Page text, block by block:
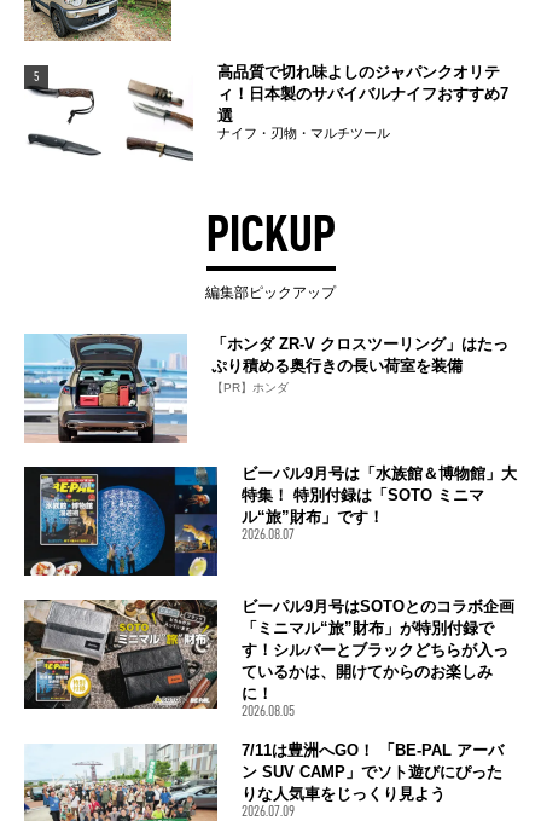
5
高品質で切れ味よしのジャパンクオリテ
ィ！日本製のサバイバルナイフおすすめ7
選
ナイフ・刃物・マルチツール
PICKUP
編集部ピックアップ
「ホンダ ZR-V クロスツーリング」はたっ
ぷり積める奥行きの長い荷室を装備
【PR】ホンダ
ビーパル9月号は「水族館＆博物館」大
特集！ 特別付録は「SOTO ミニマ
ル“旅”財布」です！
2026.08.07
ビーパル9月号はSOTOとのコラボ企画
「ミニマル“旅”財布」が特別付録で
す！シルバーとブラックどちらが入っ
ているかは、開けてからのお楽しみ
に！
2026.08.05
7/11は豊洲へGO！ 「BE-PAL アーバ
ン SUV CAMP」でソト遊びにぴった
りな人気車をじっくり見よう
2026.07.09